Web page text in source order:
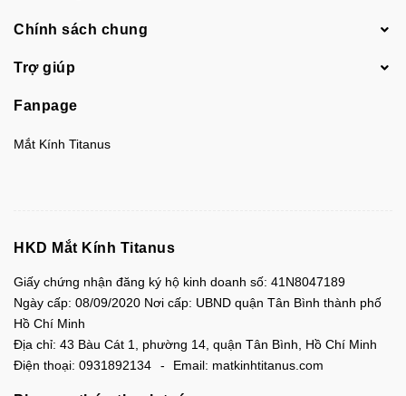
Chính sách chung
Trợ giúp
Fanpage
Mắt Kính Titanus
HKD Mắt Kính Titanus
Giấy chứng nhận đăng ký hộ kinh doanh số: 41N8047189
Ngày cấp: 08/09/2020 Nơi cấp: UBND quận Tân Bình thành phố
Hồ Chí Minh
Địa chỉ: 43 Bàu Cát 1, phường 14, quận Tân Bình, Hồ Chí Minh
Điện thoại: 0931892134 Email: matkinhtitanus.com